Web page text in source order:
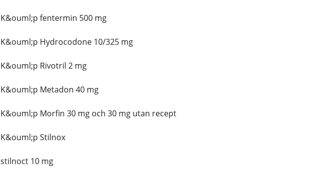
K&ouml;p fentermin 500 mg
K&ouml;p Hydrocodone 10/325 mg
K&ouml;p Rivotril 2 mg
K&ouml;p Metadon 40 mg
K&ouml;p Morfin 30 mg och 30 mg utan recept
K&ouml;p Stilnox
stilnoct 10 mg